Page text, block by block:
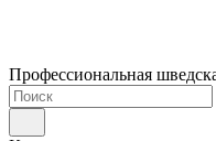
Профессиональная